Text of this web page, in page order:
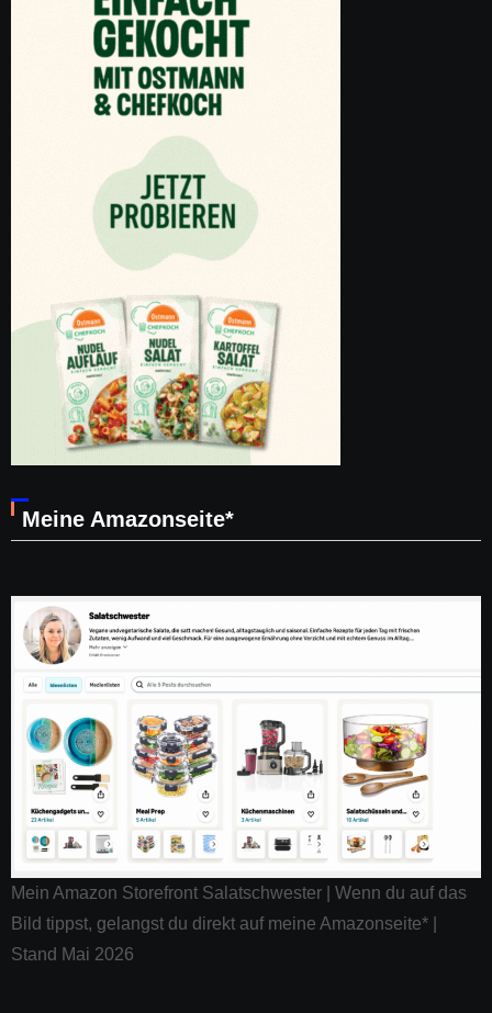
Meine Amazonseite*
Mein Amazon Storefront Salatschwester | Wenn du auf das
Bild tippst, gelangst du direkt auf meine Amazonseite* |
Stand Mai 2026